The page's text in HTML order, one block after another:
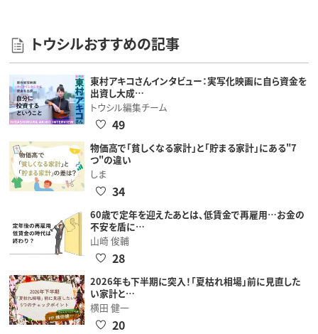
トウシルおすすめの記事
東村アキコさんインタビュー：実写化映画に自ら資金を
出資し大成…
トウシル編集チーム
49
物価高で「貧しくなる家計」と「貯まる家計」にある"7
つ"の違い
しま
34
60歳で定年を迎えたあとは、低賃金で再雇用…お金の
不安を盾に…
山崎 俊輔
28
2026年も下半期に突入！「夏枯れ相場」前に見直した
い家計と…
横田 健一
20